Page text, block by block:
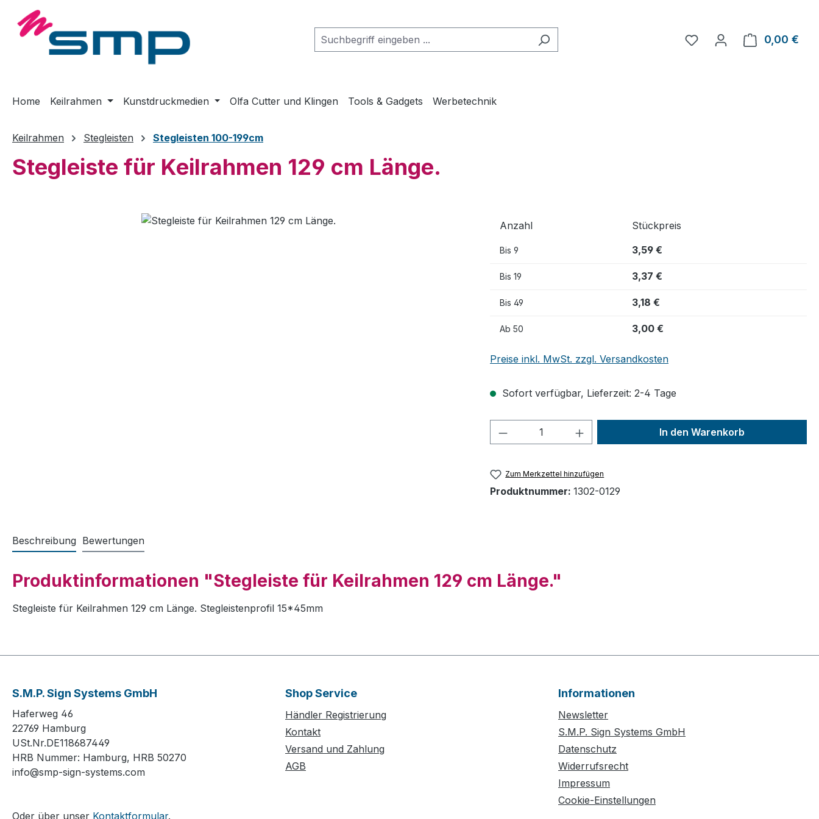
Hauptinhalt springen
Zur Suche springen
Zur Hauptnavigation springen
0,00 €
Home Keilrahmen Kunstdruckmedien Olfa Cutter und Klingen Tools & Gadgets Werbetechnik
Keilrahmen Stegleisten Stegleisten 100-199cm
Stegleiste für Keilrahmen 129 cm Länge.
Anzahl Stückpreis
Bis 9 3,59 €
Bis 19 3,37 €
Bis 49 3,18 €
Ab 50 3,00 €
Preise inkl. MwSt. zzgl. Versandkosten
Sofort verfügbar, Lieferzeit: 2-4 Tage
Produkt Anzahl: Gib den gewünschten Wert
In den Warenkorb
Zum Merkzettel hinzufügen
Produktnummer: 1302-0129
Beschreibung Bewertungen
Produktinformationen "Stegleiste für Keilrahmen 129 cm Länge."
Stegleiste für Keilrahmen 129 cm Länge. Stegleistenprofil 15*45mm
S.M.P. Sign Systems GmbH
Haferweg 46
22769 Hamburg
USt.Nr.DE118687449
HRB Nummer: Hamburg, HRB 50270
info@smp-sign-systems.com
Oder über unser Kontaktformular.
Shop Service
Händler Registrierung
Kontakt
Versand und Zahlung
AGB
Informationen
Newsletter
S.M.P. Sign Systems GmbH
Datenschutz
Widerrufsrecht
Impressum
Cookie-Einstellungen